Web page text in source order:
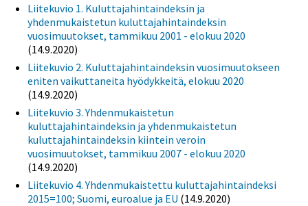
Liitekuvio 1. Kuluttajahintaindeksin ja
yhdenmukaistetun kuluttajahintaindeksin
vuosimuutokset, tammikuu 2001 - elokuu 2020
(14.9.2020)
Liitekuvio 2. Kuluttajahintaindeksin vuosimuutokseen
eniten vaikuttaneita hyödykkeitä, elokuu 2020
(14.9.2020)
Liitekuvio 3. Yhdenmukaistetun
kuluttajahintaindeksin ja yhdenmukaistetun
kuluttajahintaindeksin kiintein veroin
vuosimuutokset, tammikuu 2007 - elokuu 2020
(14.9.2020)
Liitekuvio 4. Yhdenmukaistettu kuluttajahintaindeksi
2015=100; Suomi, euroalue ja EU (14.9.2020)